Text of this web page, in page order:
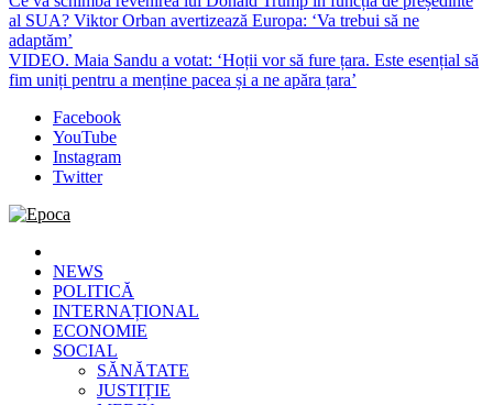
al SUA? Viktor Orban avertizează Europa: ‘Va trebui să ne
adaptăm’
VIDEO. Maia Sandu a votat: ‘Hoții vor să fure țara. Este esențial să
fim uniți pentru a menține pacea și a ne apăra țara’
Facebook
YouTube
Instagram
Twitter
Epoca
Cele mai noi știri online din România
NEWS
POLITICĂ
INTERNAȚIONAL
ECONOMIE
SOCIAL
SĂNĂTATE
JUSTIȚIE